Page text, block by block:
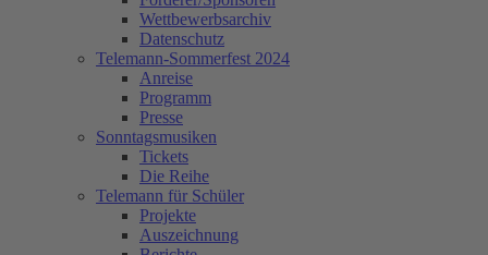
Wettbewerbsarchiv
Datenschutz
Telemann-Sommerfest 2024
Anreise
Programm
Presse
Sonntagsmusiken
Tickets
Die Reihe
Telemann für Schüler
Projekte
Auszeichnung